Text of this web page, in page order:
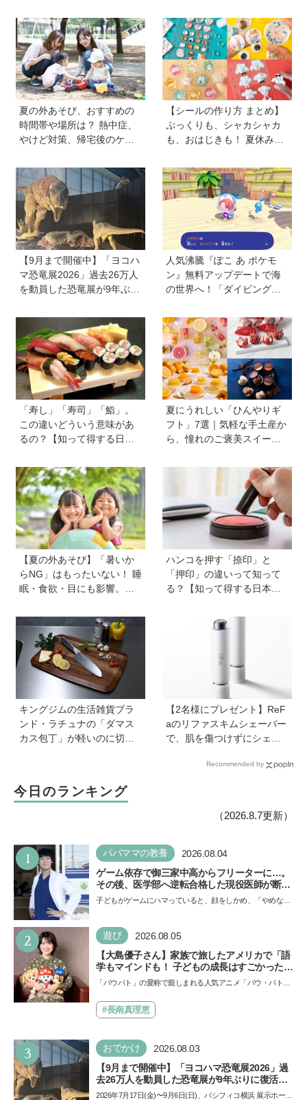
夏の外あそび、おすすめの
時間帯や場所は？ 熱中症、
やけど対策、帰宅後のケア
修】
【シールの作り方 まとめ】
ぷっくりも、シャカシャカ
も、おはじきも！ 夏休みの
う♪
【9月まで開催中】「ヨコハ
マ恐竜展2026」過去26万人
を動員した恐竜展が9年ぶり
で楽しむポイントを完全ガ
イド
人気沸騰『ぽこ あ ポケモ
ン』無料アップデートで海
の世界へ！「ダイビング」
る追加コンテンツも登場
「寿し」「寿司」「鮨」。
この違いどういう意味があ
るの？【知って得する日本
夏にうれしい「ひんやりギ
フト」7選｜気軽な手土産か
ら、憧れのご褒美スイーツ
【夏の外あそび】「暑いか
らNG」はもったいない！ 睡
眠・食欲・目にも影響。専
トと、猛暑日の室内あそび
の工夫
ハンコを押す「捺印」と
「押印」の違いって知って
る？【知って得する日本語
キングジムの生活雑貨ブラ
ンド・ラチュナの「ダマス
カス包丁」が軽いのに切れ
【2名様にプレゼント】ReF
aのリファスキムシェーバー
で、肌を傷つけずにシェー
に入れて！Recommended by
今日のランキング
（2026.8.7更新）
1 パパママの教養 2026.08.04
ゲーム依存で御三家中高からフリーターに…。
その後、医学部へ逆転合格した現役医師が断言
「ゲームの経験が受験勉強に役立った」そう考
える背景とは
子どもがゲームにハマっていると、顔をしかめ、「やめなさ
い…
2 遊び 2026.08.05
【大島優子さん】家族で旅したアメリカで「語
学もマインドも！ 子どもの成長はすごかった」
声優をつとめた映画『パウ・パトロール ザ・ダ
イノ・ムービー』ではあきらめなければ何でも
できると子どもに知ってほしい
「パウパト」の愛称で親しまれる人気アニメ「パウ・パトロ
ザ…#長南真理恵
3 おでかけ 2026.08.03
【9月まで開催中】「ヨコハマ恐竜展2026」過
去26万人を動員した恐竜展が9年ぶりに復活！
夏休みのおでかけで楽しむポイントを完全ガイ
2026年7月17日(金)〜9月6日(日)、パシフィコ横浜 展示ホール